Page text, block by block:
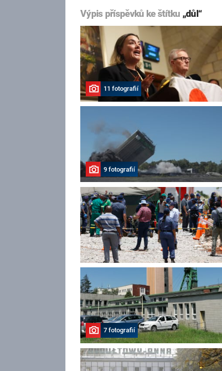
Výpis příspěvků ke štítku „důl“
11 fotografií
9 fotografií
7 fotografií